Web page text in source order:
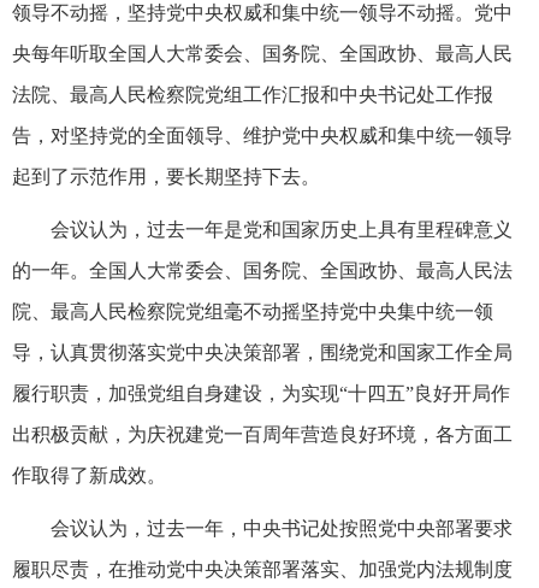
领导不动摇，坚持党中央权威和集中统一领导不动摇。党中
央每年听取全国人大常委会、国务院、全国政协、最高人民
法院、最高人民检察院党组工作汇报和中央书记处工作报
告，对坚持党的全面领导、维护党中央权威和集中统一领导
起到了示范作用，要长期坚持下去。
会议认为，过去一年是党和国家历史上具有里程碑意义
的一年。全国人大常委会、国务院、全国政协、最高人民法
院、最高人民检察院党组毫不动摇坚持党中央集中统一领
导，认真贯彻落实党中央决策部署，围绕党和国家工作全局
履行职责，加强党组自身建设，为实现“十四五”良好开局作
出积极贡献，为庆祝建党一百周年营造良好环境，各方面工
作取得了新成效。
会议认为，过去一年，中央书记处按照党中央部署要求
履职尽责，在推动党中央决策部署落实、加强党内法规制度